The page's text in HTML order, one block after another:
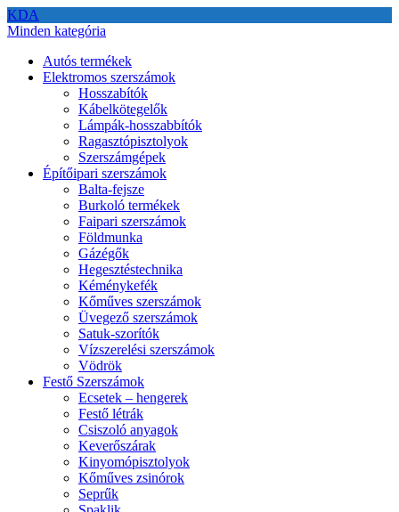
KDA
Minden kategória
Autós termékek
Elektromos szerszámok
Hosszabítók
Kábelkötegelők
Lámpák-hosszabbítók
Ragasztópisztolyok
Szerszámgépek
Építőipari szerszámok
Balta-fejsze
Burkoló termékek
Faipari szerszámok
Földmunka
Gázégők
Hegesztéstechnika
Kéménykefék
Kőműves szerszámok
Üvegező szerszámok
Satuk-szorítók
Vízszerelési szerszámok
Vödrök
Festő Szerszámok
Ecsetek – hengerek
Festő létrák
Csiszoló anyagok
Keverőszárak
Kinyomópisztolyok
Kőműves zsinórok
Seprűk